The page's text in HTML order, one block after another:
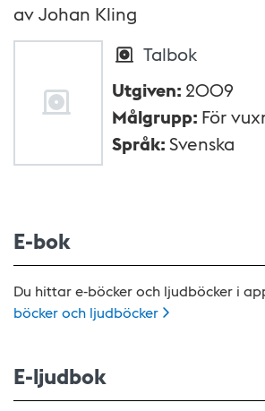
avJohan Kling
Talbok
Utgiven: 2009
Målgrupp: För
Språk:Svenska
E-bok
Du hittar e-böcker och ljudböcker i
böcker och ljudböcker
E-ljudbok